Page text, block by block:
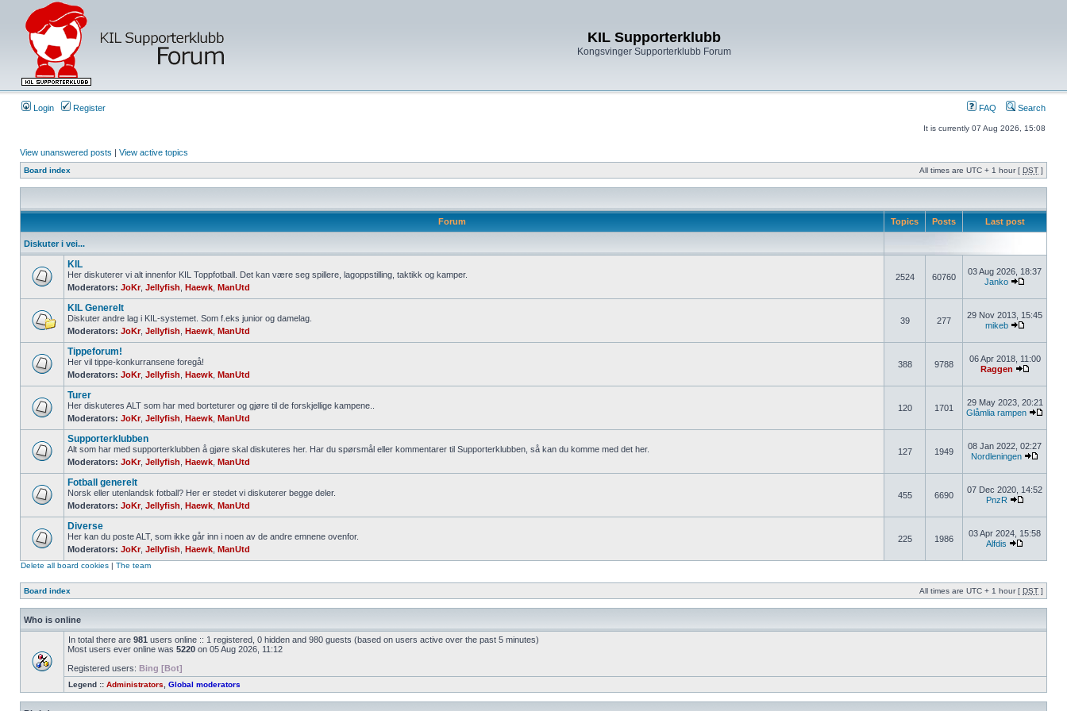
KIL Supporterklubb
Kongsvinger Supporterklubb Forum
Login Register FAQ Search
It is currently 07 Aug 2026, 15:08
View unanswered posts | View active topics
Board index All times are UTC + 1 hour [ DST ]
Forum Topics Posts Last post
Diskuter i vei...
KIL
Her diskuterer vi alt innenfor KIL Toppfotball. Det kan være seg spillere, lagoppstilling, taktikk og kamper.
Moderators: JoKr, Jellyfish Haewk ManUtd
2524 60760
03 Aug 2026, 18:37
Janko
KIL Generelt
Diskuter andre lag i KIL-systemet. Som f.eks junior og damelag.
Moderators: JoKr, Jellyfish Haewk ManUtd
39 277
29 Nov 2013, 15:45
mikeb
Tippeforum!
Her vil tippe-konkurransene foregå!
Moderators: JoKr, Jellyfish Haewk ManUtd
388 9788
06 Apr 2018, 11:00
Raggen
Turer
Her diskuteres ALT som har med borteturer og gjøre til de forskjellige kampene..
Moderators: JoKr, Jellyfish Haewk ManUtd
120 1701
29 May 2023, 20:21
Glåmlia rampen
Supporterklubben
Alt som har med supporterklubben å gjøre skal diskuteres her. Har du spørsmål eller kommentarer til Supporterklubben, så kan du komme med det her.
Moderators: JoKr, Jellyfish Haewk ManUtd
127 1949
08 Jan 2022, 02:27
Nordleningen
Fotball generelt
Norsk eller utenlandsk fotball? Her er stedet vi diskuterer begge deler.
Moderators: JoKr, Jellyfish Haewk ManUtd
455 6690
07 Dec 2020, 14:52
PnzR
Diverse
Her kan du poste ALT, som ikke går inn i noen av de andre emnene ovenfor.
Moderators: JoKr, Jellyfish Haewk ManUtd
225 1986
03 Apr 2024, 15:58
Alfdis
Delete all board cookies | The team
Board index All times are UTC + 1 hour [ DST ]
Who is online
In total there are 981 users online :: 1 registered, 0 hidden and 980 guests (based on users active over the past 5 minutes)
Most users ever online was 5220 on 05 Aug 2026, 11:12
Registered users: Bing [Bot]
Legend :: Administrators Global moderators